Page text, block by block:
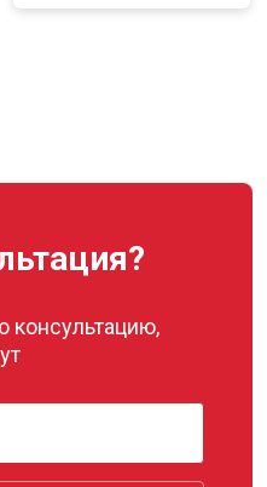
консультацию,